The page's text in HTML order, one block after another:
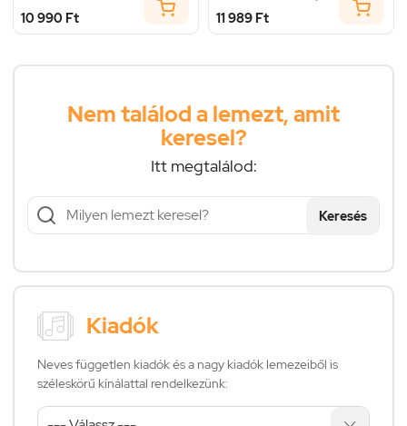
10 990 Ft 11 989 Ft
Nem találod a lemezt, amit
keresel?
Itt megtalálod:
Keresés
Kiadók
Neves független kiadók és a nagy kiadók lemezeiből is
széleskörű kínálattal rendelkezünk: